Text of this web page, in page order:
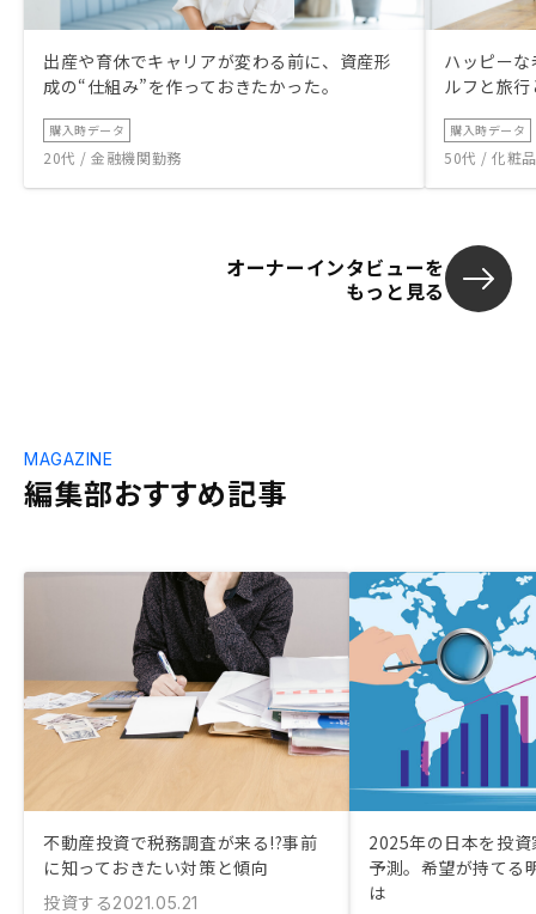
出産や育休でキャリアが変わる前に、資産形
成の“仕組み”を作っておきたかった。
購入時データ
20代 / 金融機関勤務
ハッピー
ルフと旅
購入時データ
50代 / 化粧
オーナーインタビューを
もっと見る
編集部おすすめ記事
MAGAZINE
不動産投資で税務調査が来る!?事前
に知っておきたい対策と傾向
投資する2021.05.21
2025年の日本を投
予測。希望が持てる
は